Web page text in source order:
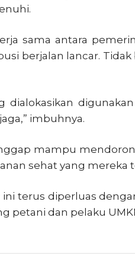
sama antara
berjalan lancar.
dialokasikan
imbuhnya.
mampu
sehat yang mereka
ini terus diperluas
petani dan pelaku